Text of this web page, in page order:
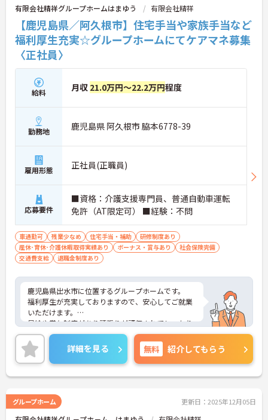
有限会社精祥グループホームはまゆう 有限会社精祥
【鹿児島県／阿久根市】住宅手当や家族手当など
福利厚生充実☆グループホームにてケアマネ募集
〈正社員〉
給料 月収 21.0万円～22.2万円程度
勤務地 鹿児島県 阿久根市 脇本6778-39
雇用形態 正社員(正職員)
応募要件
■資格：介護支援専門員、普通自動車運転
免許（AT限定可） ■経験：不問
車通勤可 残業少なめ 住宅手当・補助
研修制度あり
産休･育休･介護休暇取得実績あり
ボーナス・賞与あり
社会保険完備
交通費支給
退職金制度あり
鹿児島県出水市に位置するグループホームです。
福利厚生が充実しておりますので、安心してご就業
いただけます。
昇給や賞与制度があり頑張りが評価されてしっかり
と職員に還元されます。
ご興味のある方には、面接対策ポイントなど、さら
に詳細をお話しいたしますのでお気軽にご相談くだ
さい！
詳細を見る 無料 紹介してもらう
グループホーム 更新日：2025年12月05日